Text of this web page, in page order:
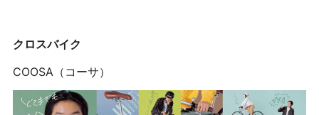
クロスバイク
COOSA（コーサ）